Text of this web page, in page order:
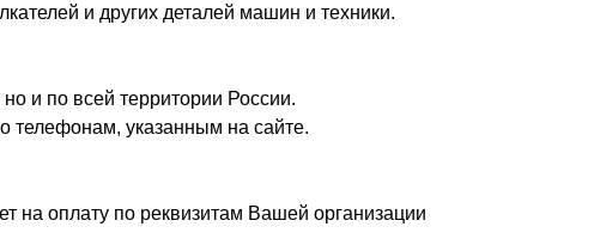
и других деталей машин и техники.
и по всей территории России.
телефонам, указанным на сайте.
оплату по реквизитам Вашей организации